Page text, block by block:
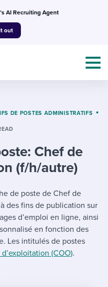
AI Recruiting Agent
out
AI in my work
candidates
with others
hiring pipelines
& Guides
templates
question templates
ABOUT...
for a job
process
webinars & events
customer stories
Workable
DE POSTES ADMINISTRATIFS
Chef de
(f/h/autre)
de poste de Chef de
des fins de publication sur
d’emploi en ligne, ainsi
en fonction des
Les intitulés de postes
(COO).